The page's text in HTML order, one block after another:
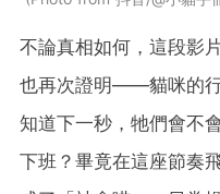
不論真相如何，這段影
也再次證明——貓咪的
知道下一秒，牠們會不
下班？畢竟在這座節奏